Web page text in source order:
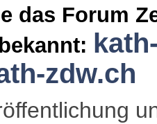
das Forum
zdw.ch